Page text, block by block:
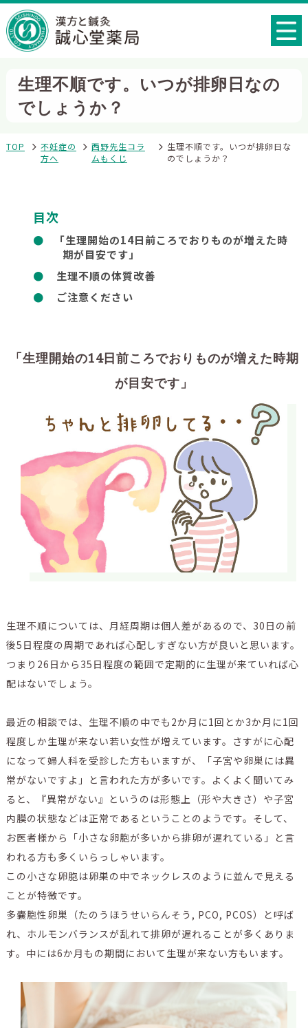
生理不順です。いつが排卵日なの
でしょうか？
TOP
不妊症の
方へ
西野先生コラ
ムもくじ
生理不順です。いつが排卵日な
のでしょうか？
目次
「生理開始の14日前ころでおりものが増えた時
期が目安です」
生理不順の体質改善
ご注意ください
「生理開始の14日前ころでおりものが増えた時期
が目安です」
生理不順については、月経周期は個人差があるので、30日の前
後5日程度の周期であれば心配しすぎない方が良いと思います。
つまり26日から35日程度の範囲で定期的に生理が来ていれば心
配はないでしょう。
最近の相談では、生理不順の中でも2か月に1回とか3か月に1回
程度しか生理が来ない若い女性が増えています。さすがに心配
になって婦人科を受診した方もいますが、「子宮や卵巣には異
常がないですよ」と言われた方が多いです。よくよく聞いてみ
ると、『異常がない』というのは形態上（形や大きさ）や子宮
内膜の状態などは正常であるということのようです。そして、
お医者様から「小さな卵胞が多いから排卵が遅れている」と言
われる方も多くいらっしゃいます。
この小さな卵胞は卵巣の中でネックレスのように並んで見える
ことが特徴です。
多嚢胞性卵巣（たのうほうせいらんそう, PCO, PCOS）と呼ば
れ、ホルモンバランスが乱れて排卵が遅れることが多くありま
す。中には6か月もの期間において生理が来ない方もいます。